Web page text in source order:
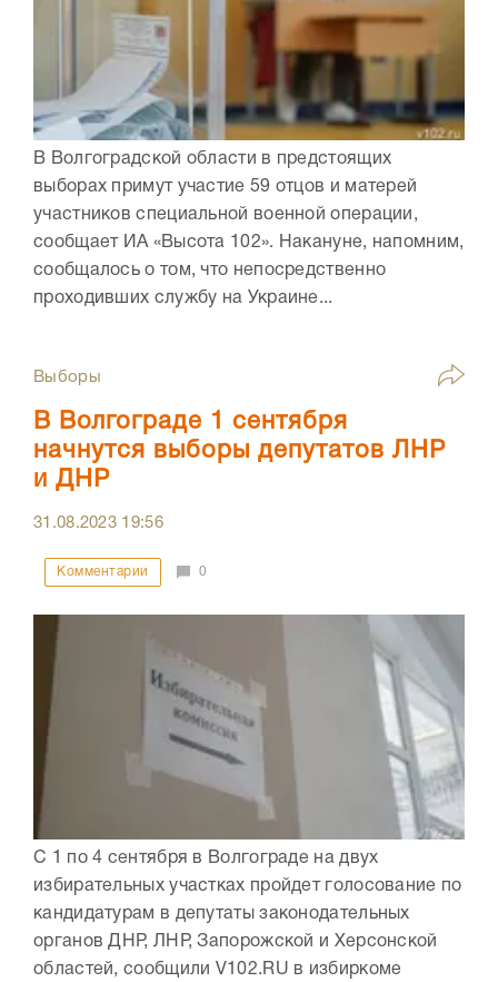
В Волгоградской области в предстоящих
выборах примут участие 59 отцов и матерей
участников специальной военной операции,
сообщает ИА «Высота 102». Накануне, напомним,
сообщалось о том, что непосредственно
проходивших службу на Украине...
Выборы
В Волгограде 1 сентября
начнутся выборы депутатов ЛНР
и ДНР
31.08.2023 19:56
Комментарии 0
С 1 по 4 сентября в Волгограде на двух
избирательных участках пройдет голосование по
кандидатурам в депутаты законодательных
органов ДНР, ЛНР, Запорожской и Херсонской
областей, сообщили V102.RU в избиркоме